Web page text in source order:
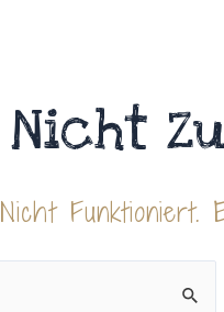
Funktioniert.